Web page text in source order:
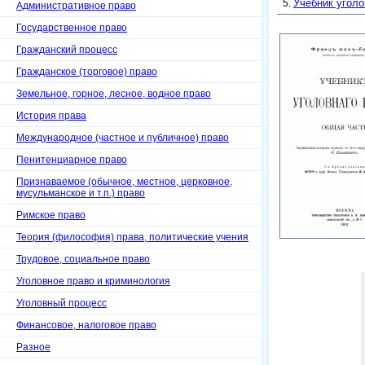
Административное право
Государственное право
Гражданский процесс
Гражданское (торговое) право
Земельное, горное, лесное, водное право
История права
Международное (частное и публичное) право
Пенитенциарное право
Признаваемое (обычное, местное, церковное,
мусульманское и т.п.) право
Римское право
Теория (философия) права, политические учения
Трудовое, социальное право
Уголовное право и криминология
Уголовный процесс
Финансовое, налоговое право
Разное
Учебник